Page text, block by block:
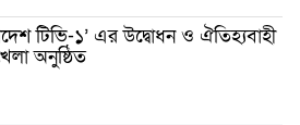
টিভি-১’ এর উদ্বোধন ও ঐতিহ্যবাহী
অনুষ্ঠিত